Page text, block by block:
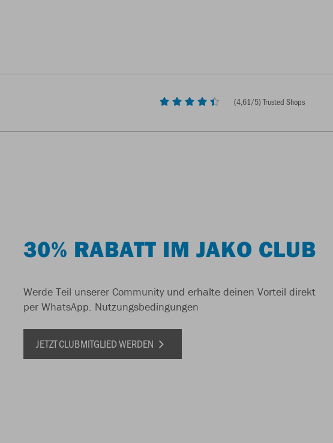
(4,61/5) Trusted Shops
30% RABATT IM JAKO CLUB
Werde Teil unserer Community und erhalte deinen Vorteil direkt
per WhatsApp. Nutzungsbedingungen
JETZT CLUBMITGLIED WERDEN